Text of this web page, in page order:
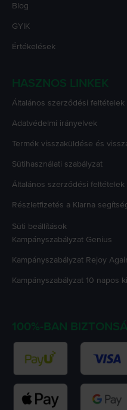
Blog
GYIK
Értékelések
HASZNOS LINKEK
Általános szerződési feltételek
Adatvédelmi irányelvek
Termék visszaküldése és
Sütihasználati szabályzat
Általános szerződési
Részletfizetés a Klarna
Süti beállítások
Kampányszabályzat Genius
Kampányszabályzat Rejoy
Kampányszabályzat 10 napos
100%-BAN